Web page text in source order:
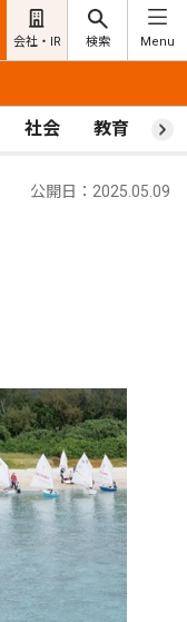
会社・IR 検索 Menu
社会 教育 ス
公開日：2025.05.09